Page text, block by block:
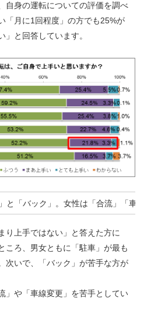
自身の運転についての評価を調べ
「月に1回程度」の方でも25%が
」と回答しています。
と「バック」。女性は「合流」「車
り上手ではない」と答えた方に
ころ、男女ともに「駐車」が最も
次いで、「バック」が苦手な方が
」や「車線変更」を苦手としてい